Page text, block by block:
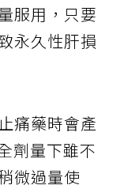
服用，只要
永久性肝損
痛藥時會產
劑量下雖不
微過量使